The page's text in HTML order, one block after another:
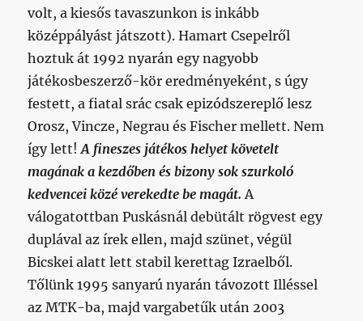
volt, a kiesős tavaszunkon is inkább
középpályást játszott). Hamart Csepelről
hoztuk át 1992 nyarán egy nagyobb
játékosbeszerző-kör eredményeként, s úgy
festett, a fiatal srác csak epizódszereplő lesz
Orosz, Vincze, Negrau és Fischer mellett. Nem
így lett!A fineszes játékos helyet követelt
magának a kezdőben és bizony sok szurkoló
kedvencei közé verekedte be magát. A
válogatottban Puskásnál debütált rögvest egy
duplával az írek ellen, majd szünet, végül
Bicskei alatt lett stabil kerettag Izraelből.
Tőlünk 1995 sanyarú nyarán távozott Illéssel
az MTK-ba, majd vargabetűk után 2003